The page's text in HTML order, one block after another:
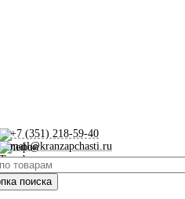
+7 (351) 218-59-40
mail@kranzapchasti.ru